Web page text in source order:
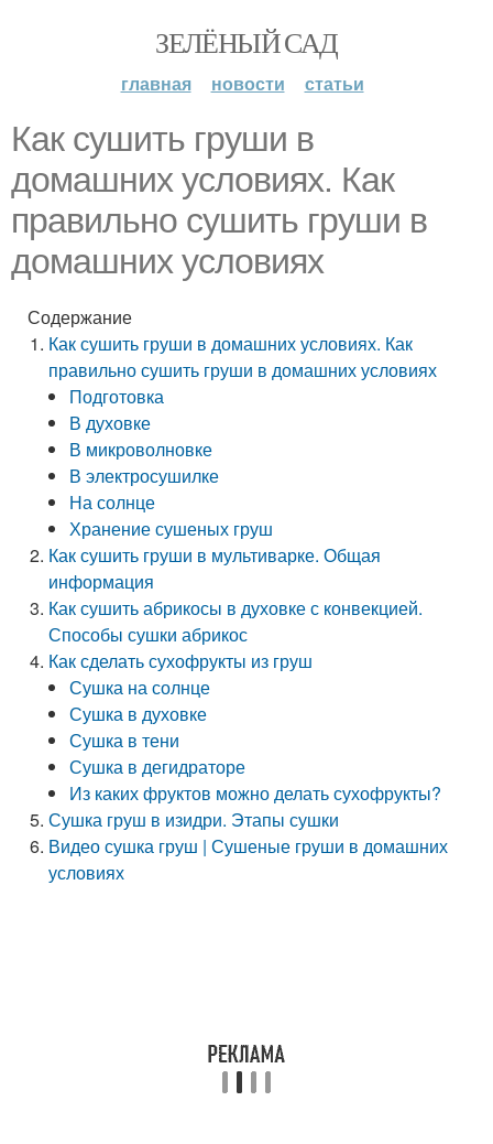
ЗЕЛЁНЫЙ САД
главная новости статьи
Как сушить груши в
домашних условиях. Как
правильно сушить груши в
домашних условиях
Содержание
Как сушить груши в домашних условиях. Как
правильно сушить груши в домашних условиях
Подготовка
В духовке
В микроволновке
В электросушилке
На солнце
Хранение сушеных груш
Как сушить груши в мультиварке. Общая
информация
Как сушить абрикосы в духовке с конвекцией.
Способы сушки абрикос
Как сделать сухофрукты из груш
Сушка на солнце
Сушка в духовке
Сушка в тени
Сушка в дегидраторе
Из каких фруктов можно делать сухофрукты?
Сушка груш в изидри. Этапы сушки
Видео сушка груш | Сушеные груши в домашних
условиях